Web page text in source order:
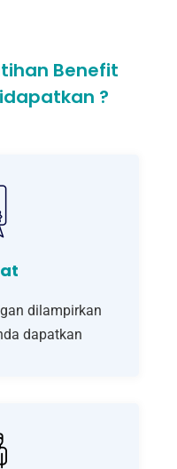
Benefit
?
dilampirkan
dapatkan